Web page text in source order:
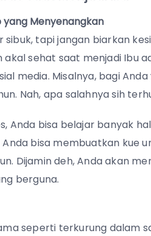
Menyenangkan
sibuk, tapi jangan biarkan
sehat saat menjadi Ibu
media. Misalnya, bagi
Nah, apa salahnya sih
Anda bisa belajar banyak
bisa membuatkan kue
Dijamin deh, Anda akan
berguna.
seperti terkurung dalam